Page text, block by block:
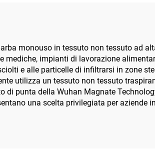
monouso in tessuto non tessuto ad
mediche, impianti di lavorazione
e alle particelle di infiltrarsi in zone
utilizza un tessuto non tessuto
di punta della Wuhan Magnate
una scelta privilegiata per aziende